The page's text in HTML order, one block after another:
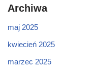
Archiwa
maj 2025
kwiecień 2025
marzec 2025